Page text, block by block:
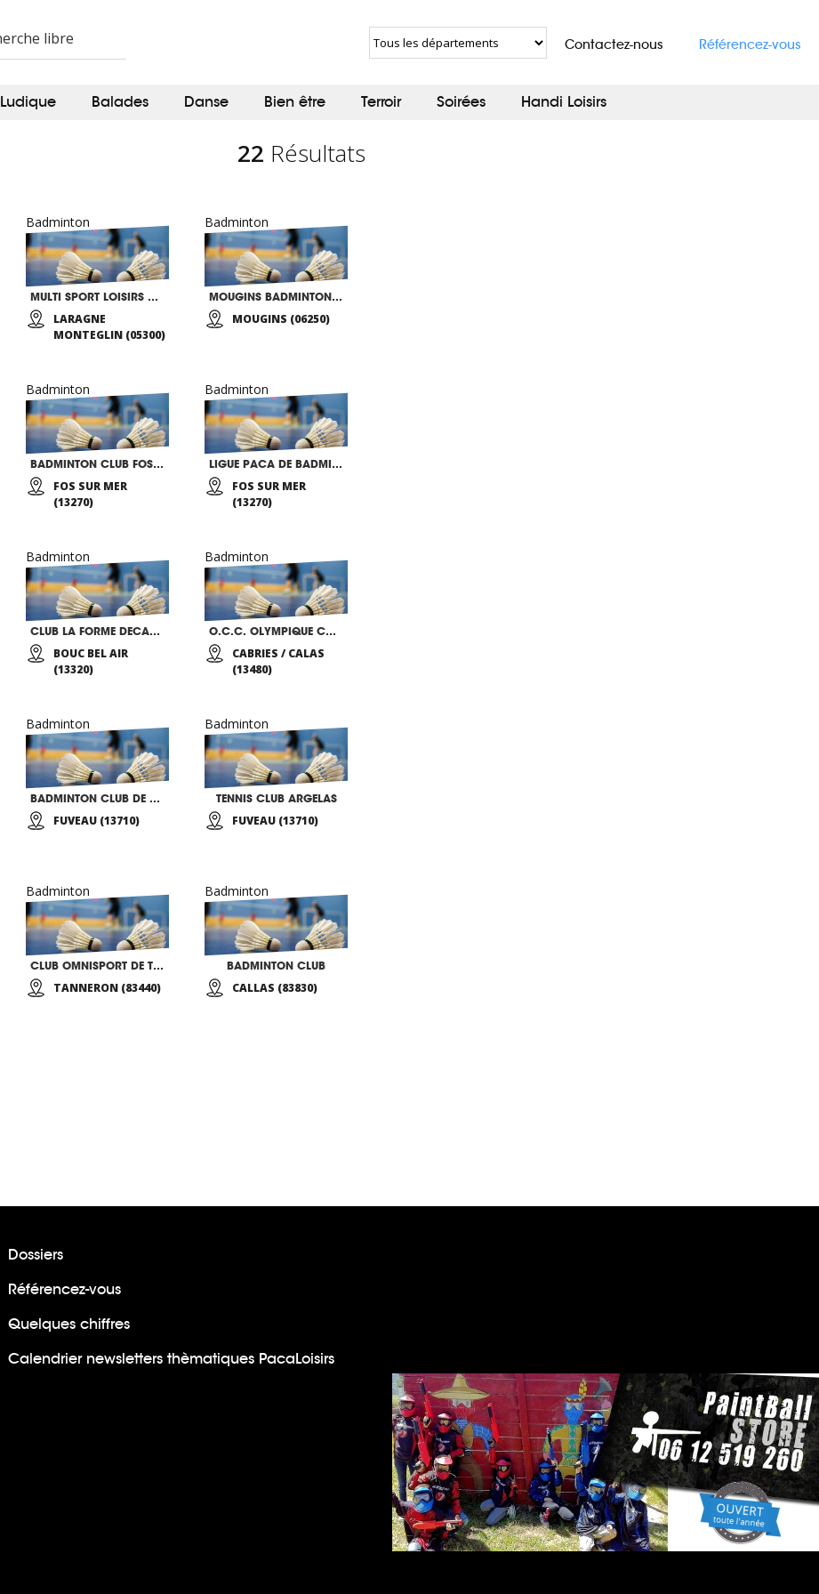
Contactez-nous Référencez-vous
Ludique Balades Danse Bien être Terroir Soirées Handi Loisirs
22 Résultats
Badminton
MULTI SPORT LOISIRS DU LARAGNAIS
LARAGNE
MONTEGLIN (05300)
Badminton
MOUGINS BADMINTON CLUB
MOUGINS (06250)
Badminton
BADMINTON CLUB FOSSEEN
FOS SUR MER
(13270)
Badminton
LIGUE PACA DE BADMINTON
FOS SUR MER
(13270)
Badminton
CLUB LA FORME DECATHLON
BOUC BEL AIR
(13320)
Badminton
O.C.C. OLYMPIQUE CABRIES CALAS
CABRIES / CALAS
(13480)
Badminton
BADMINTON CLUB DE FUVEAU
FUVEAU (13710)
Badminton
TENNIS CLUB ARGELAS
FUVEAU (13710)
Badminton
CLUB OMNISPORT DE TANNERON
TANNERON (83440)
Badminton
BADMINTON CLUB
CALLAS (83830)
Dossiers
Référencez-vous
Quelques chiffres
Calendrier newsletters thèmatiques PacaLoisirs